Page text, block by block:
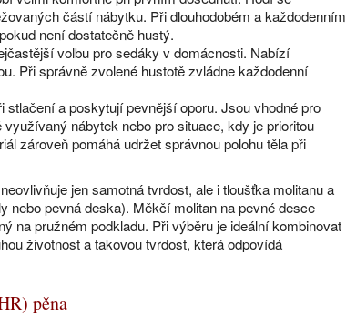
částí nábytku. Při dlouhodobém a každodenním
není dostatečně hustý.
volbu pro sedáky v domácnosti. Nabízí
Při správně zvolené hustotě zvládne každodenní
stlačení a poskytují pevnější oporu. Jsou vhodné pro
nábytek nebo pro situace, kdy je prioritou
zároveň pomáhá udržet správnou polohu těla při
jen samotná tvrdost, ale i tloušťka molitanu a
nebo pevná deska). Měkčí molitan na pevné desce
na pružném podkladu. Při výběru je ideální kombinovat
životnost a takovou tvrdost, která odpovídá
pěna